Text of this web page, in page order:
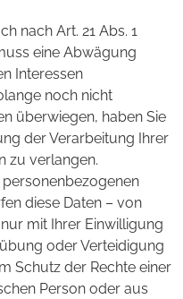
nach Art. 21 Abs. 1
eine Abwägung
Interessen
noch nicht
überwiegen, haben Sie
der Verarbeitung Ihrer
zu verlangen.
diese Daten – von
mit Ihrer Einwilligung
oder Verteidigung
Schutz der Rechte einer
Person oder aus